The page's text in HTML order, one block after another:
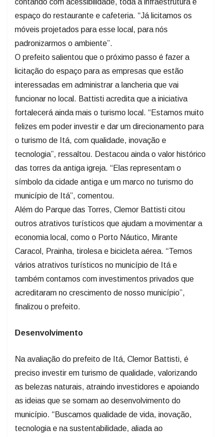
contando com acessibilidade, toda a infraestrutura e
espaço do restaurante e cafeteria. “Já licitamos os
móveis projetados para esse local, para nós
padronizarmos o ambiente”.
O prefeito salientou que o próximo passo é fazer a
licitação do espaço para as empresas que estão
interessadas em administrar a lancheria que vai
funcionar no local. Battisti acredita que a iniciativa
fortalecerá ainda mais o turismo local. “Estamos muito
felizes em poder investir e dar um direcionamento para
o turismo de Itá, com qualidade, inovação e
tecnologia”, ressaltou. Destacou ainda o valor histórico
das torres da antiga igreja. “Elas representam o
símbolo da cidade antiga e um marco no turismo do
município de Itá”, comentou.
Além do Parque das Torres, Clemor Battisti citou
outros atrativos turísticos que ajudam a movimentar a
economia local, como o Porto Náutico, Mirante
Caracol, Prainha, tirolesa e bicicleta aérea. “Temos
vários atrativos turísticos no município de Itá e
também contamos com investimentos privados que
acreditaram no crescimento de nosso município”,
finalizou o prefeito.
Desenvolvimento
Na avaliação do prefeito de Itá, Clemor Battisti, é
preciso investir em turismo de qualidade, valorizando
as belezas naturais, atraindo investidores e apoiando
as ideias que se somam ao desenvolvimento do
município. “Buscamos qualidade de vida, inovação,
tecnologia e na sustentabilidade, aliada ao